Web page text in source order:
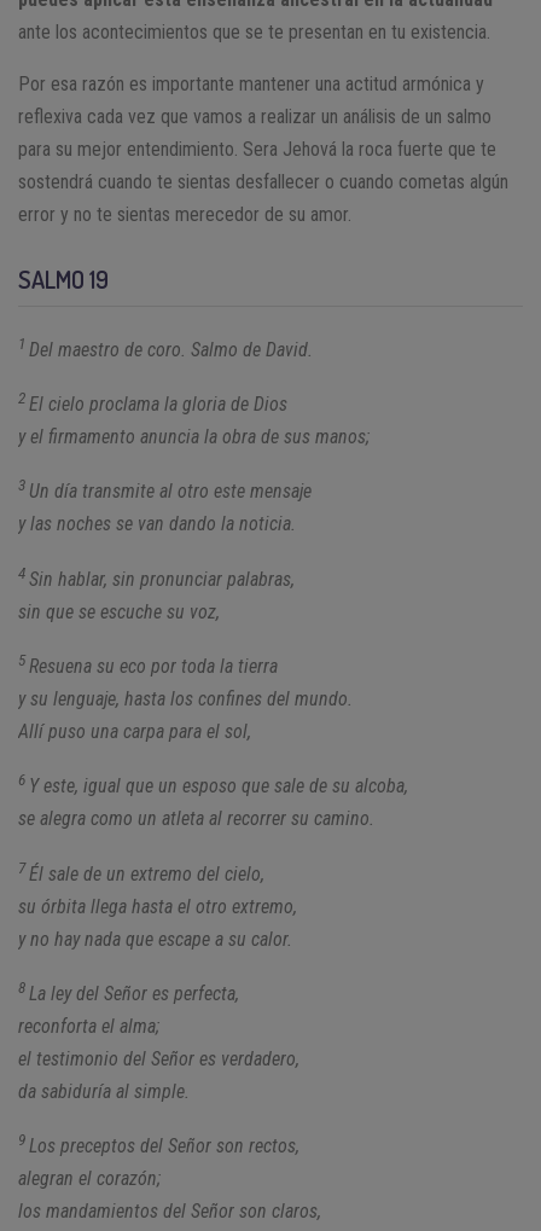
ante los acontecimientos que se te presentan en tu existencia.
Por esa razón es importante mantener una actitud armónica y
reflexiva cada vez que vamos a realizar un análisis de un salmo
para su mejor entendimiento. Sera Jehová la roca fuerte que te
sostendrá cuando te sientas desfallecer o cuando cometas algún
error y no te sientas merecedor de su amor.
SALMO 19
1 Del maestro de coro. Salmo de David.
2 El cielo proclama la gloria de Dios
y el firmamento anuncia la obra de sus manos;
3 Un día transmite al otro este mensaje
y las noches se van dando la noticia.
4 Sin hablar, sin pronunciar palabras,
sin que se escuche su voz,
5 Resuena su eco por toda la tierra
y su lenguaje, hasta los confines del mundo.
Allí puso una carpa para el sol,
6 Y este, igual que un esposo que sale de su alcoba,
se alegra como un atleta al recorrer su camino.
7Él sale de un extremo del cielo,
su órbita llega hasta el otro extremo,
y no hay nada que escape a su calor.
8 La ley del Señor es perfecta,
reconforta el alma;
el testimonio del Señor es verdadero,
da sabiduría al simple.
9 Los preceptos del Señor son rectos,
alegran el corazón;
los mandamientos del Señor son claros,